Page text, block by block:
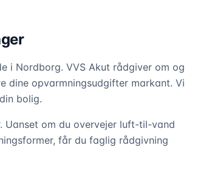
i Nordborg. VVS Akut rådgiver om og
dine opvarmningsudgifter markant. Vi
bolig.
Uanset om du overvejer luft-til-vand
får du faglig rådgivning